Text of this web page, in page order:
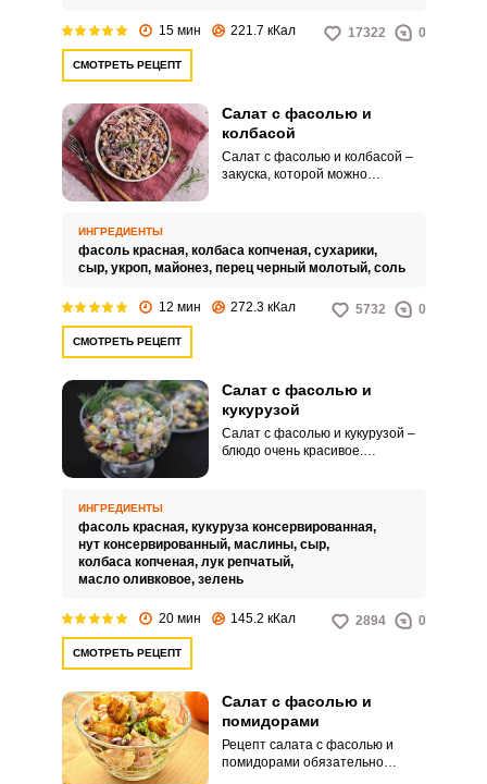
15 мин 221.7 кКал 17322 0
СМОТРЕТЬ РЕЦЕПТ
Салат с фасолью и
колбасой
Салат с фасолью и колбасой –
закуска, которой можно
ярко.
ИНГРЕДИЕНТЫ
фасоль красная, колбаса копченая, сухарики,
сыр, укроп, майонез, перец черный молотый, соль
12 мин 272.3 кКал 5732 0
СМОТРЕТЬ РЕЦЕПТ
Салат с фасолью и
кукурузой
Салат с фасолью и кукурузой –
блюдо очень красивое.
ИНГРЕДИЕНТЫ
фасоль красная, кукуруза консервированная,
нут консервированный, маслины, сыр,
колбаса копченая, лук репчатый,
масло оливковое, зелень
20 мин 145.2 кКал 2894 0
СМОТРЕТЬ РЕЦЕПТ
Салат с фасолью и
помидорами
Рецепт салата с фасолью и
помидорами обязательно